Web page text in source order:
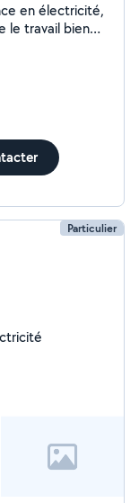
en électricité,
le travail bien
Particulier